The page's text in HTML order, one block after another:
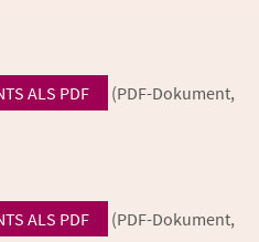
ALS PDF
(PDF-Dokument,
ALS PDF
(PDF-Dokument,